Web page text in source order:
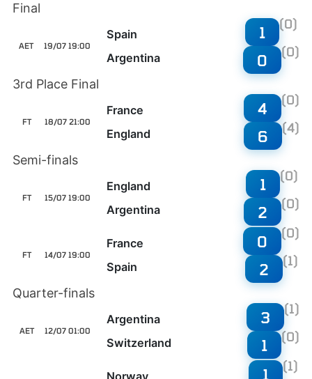
Final
19/07 19:00
AET
Spain
Argentina
1 (0)
0 (0)
3rd Place Final
18/07 21:00
FT
France
England
4 (0)
6 (4)
Semi-finals
15/07 19:00
FT
England
Argentina
1 (0)
2 (0)
14/07 19:00
FT
France
Spain
0 (0)
2 (1)
Quarter-finals
12/07 01:00
AET
Argentina
Switzerland
3 (1)
1 (0)
1 (1)